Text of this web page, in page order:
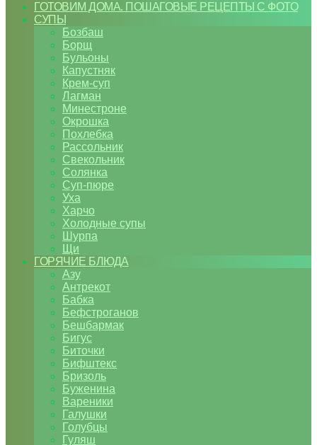
ГОТОВИМ ДОМА. ПОШАГОВЫЕ РЕЦЕПТЫ С ФОТО
СУПЫ
Бозбаш
Борщ
Бульоны
Капустняк
Крем-суп
Лагман
Минестроне
Окрошка
Похлебка
Рассольник
Свекольник
Солянка
Суп-пюре
Уха
Харчо
Холодные супы
Шурпа
Щи
ГОРЯЧИЕ БЛЮДА
Азу
Антрекот
Бабка
Бефстроганов
Бешбармак
Бигус
Биточки
Бифштекс
Бризоль
Буженина
Вареники
Галушки
Голубцы
Гуляш